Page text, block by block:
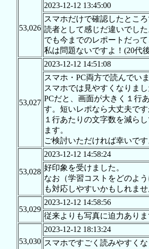
53,026
2023-12-12 13:45:00
スマホだけで確認したとこ
読者として感じだ違いでした
でも今までのレポートだっ
私は問題ないですよ！(20代
53,027
2023-12-12 14:51:08
スマホ・PC両方で読んでいま
スマホでは見やすくなりまし
PCだと、画面が大きく１行
す。短いレポなら大丈夫で
１行あたりの文字数を減ら
ます。
ご検討いただければ幸いです
53,028
2023-12-12 14:58:24
好印象を受けました。
なお（学習コストをどのよ
も対応しやすいかもしれませ
53,029
2023-12-12 14:58:56
従来よりも写真に迫力あり
53,030
2023-12-12 18:13:24
スマホですごく読みやすくな